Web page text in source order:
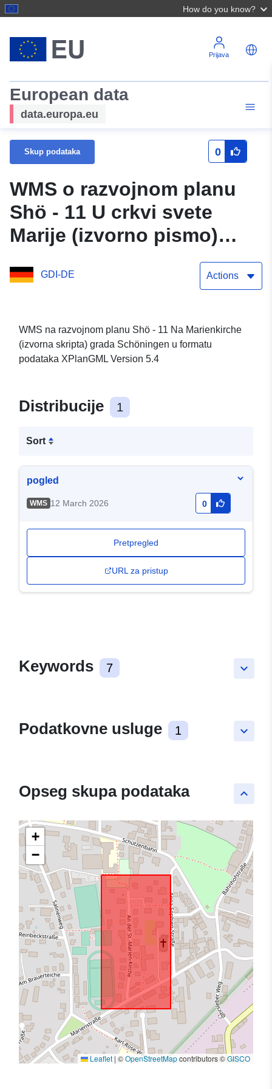
How do you know?
Prijava
European data
data.europa.eu
Skup podataka 0
WMS o razvojnom planu
Shö - 11 U crkvi svete
Marije (izvorno pismo)
GDI-DE Actions
WMS na razvojnom planu Shö - 11 Na Marienkirche
(izvorna skripta) grada Schöningen u formatu
podataka XPlanGML Version 5.4
Distribucije 1
Sort
pogled
WMS 12 March 2026 0
Pretpregled
URL za pristup
keyboard_arrow_down
Keywords 7
keyboard_arrow_down
Podatkovne usluge 1
keyboard_arrow_up
Opseg skupa podataka
+
−
Leaflet | ©OpenStreetMapcontributors ©GISCO